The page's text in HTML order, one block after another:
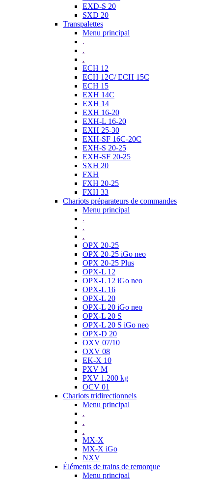
EXD-S 20
SXD 20
Transpalettes
Menu principal
.
.
.
ECH 12
ECH 12C/ ECH 15C
ECH 15
EXH 14C
EXH 14
EXH 16-20
EXH-L 16-20
EXH 25-30
EXH-SF 16C-20C
EXH-S 20-25
EXH-SF 20-25
SXH 20
FXH
FXH 20-25
FXH 33
Chariots préparateurs de commandes
Menu principal
.
.
.
OPX 20-25
OPX 20-25 iGo neo
OPX 20-25 Plus
OPX-L 12
OPX-L 12 iGo neo
OPX-L 16
OPX-L 20
OPX-L 20 iGo neo
OPX-L 20 S
OPX-L 20 S iGo neo
OPX-D 20
OXV 07/10
OXV 08
EK-X 10
PXV M
PXV 1.200 kg
OCV 01
Chariots tridirectionnels
Menu principal
.
.
.
MX-X
MX-X iGo
NXV
Éléments de trains de remorque
Menu principal